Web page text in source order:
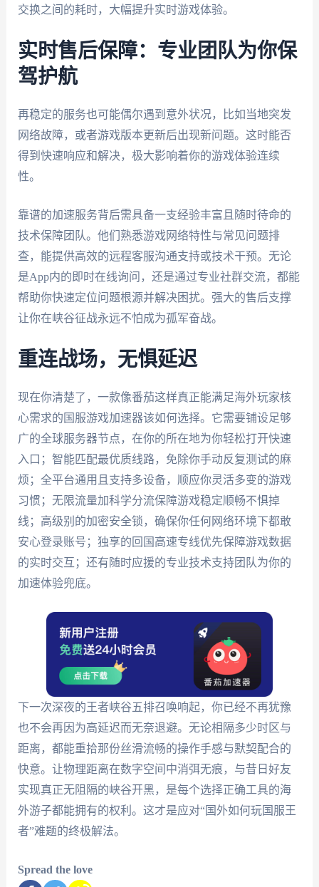
交换之间的耗时，大幅提升实时游戏体验。
实时售后保障：专业团队为你保
驾护航
再稳定的服务也可能偶尔遇到意外状况，比如当地突发
网络故障，或者游戏版本更新后出现新问题。这时能否
得到快速响应和解决，极大影响着你的游戏体验连续
性。
靠谱的加速服务背后需具备一支经验丰富且随时待命的
技术保障团队。他们熟悉游戏网络特性与常见问题排
查，能提供高效的远程客服沟通支持或技术干预。无论
是App内的即时在线询问，还是通过专业社群交流，都能
帮助你快速定位问题根源并解决困扰。强大的售后支撑
让你在峡谷征战永远不怕成为孤军奋战。
重连战场，无惧延迟
现在你清楚了，一款像番茄这样真正能满足海外玩家核
心需求的国服游戏加速器该如何选择。它需要铺设足够
广的全球服务器节点，在你的所在地为你轻松打开快速
入口；智能匹配最优质线路，免除你手动反复测试的麻
烦；全平台通用且支持多设备，顺应你灵活多变的游戏
习惯；无限流量加科学分流保障游戏稳定顺畅不惧掉
线；高级别的加密安全锁，确保你任何网络环境下都敢
安心登录账号；独享的回国高速专线优先保障游戏数据
的实时交互；还有随时应援的专业技术支持团队为你的
加速体验兜底。
下一次深夜的王者峡谷五排召唤响起，你已经不再犹豫
也不会再因为高延迟而无奈退避。无论相隔多少时区与
距离，都能重拾那份丝滑流畅的操作手感与默契配合的
快意。让物理距离在数字空间中消弭无痕，与昔日好友
实现真正无阻隔的峡谷开黑，是每个选择正确工具的海
外游子都能拥有的权利。这才是应对“国外如何玩国服王
者”难题的终极解法。
Spread the love